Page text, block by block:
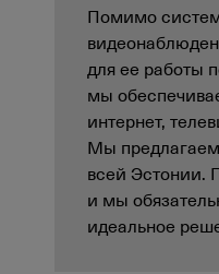
Помимо
для ее работы
мы
интернет,
Мы
всей Эстонии.
и мы
идеальное